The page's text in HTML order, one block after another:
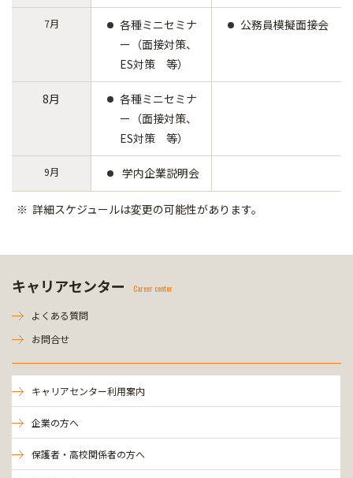
7月
各種ミニセミナ
ー（面接対策、
ES対策 等）
公務員模擬面接会
8月
各種ミニセミナ
ー（面接対策、
ES対策 等）
9月 学内企業説明会
詳細スケジュールは変更の可能性があります。
キャリアセンター Career center
よくある質問
お問合せ
キャリアセンター利用案内
企業の方へ
保護者・高校関係者の方へ